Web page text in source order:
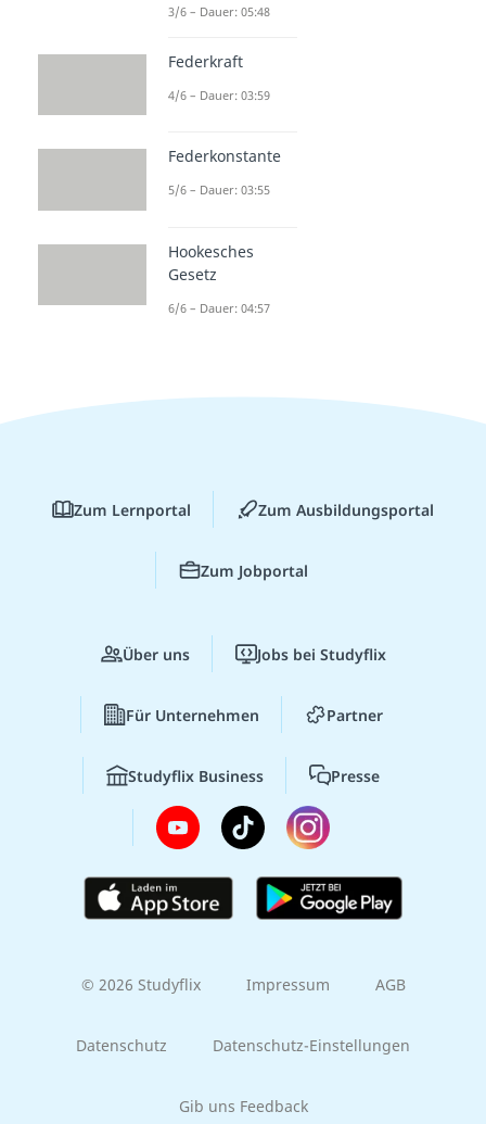
3/6 – Dauer: 05:48
Federkraft
4/6 – Dauer: 03:59
Federkonstante
5/6 – Dauer: 03:55
Hookesches
Gesetz
6/6 – Dauer: 04:57
Zum Lernportal Zum Ausbildungsportal
Zum Jobportal
Über uns Jobs bei Studyflix
Für Unternehmen Partner
Studyflix Business Presse
© 2026 Studyflix Impressum AGB
Datenschutz Datenschutz-Einstellungen
Gib uns Feedback